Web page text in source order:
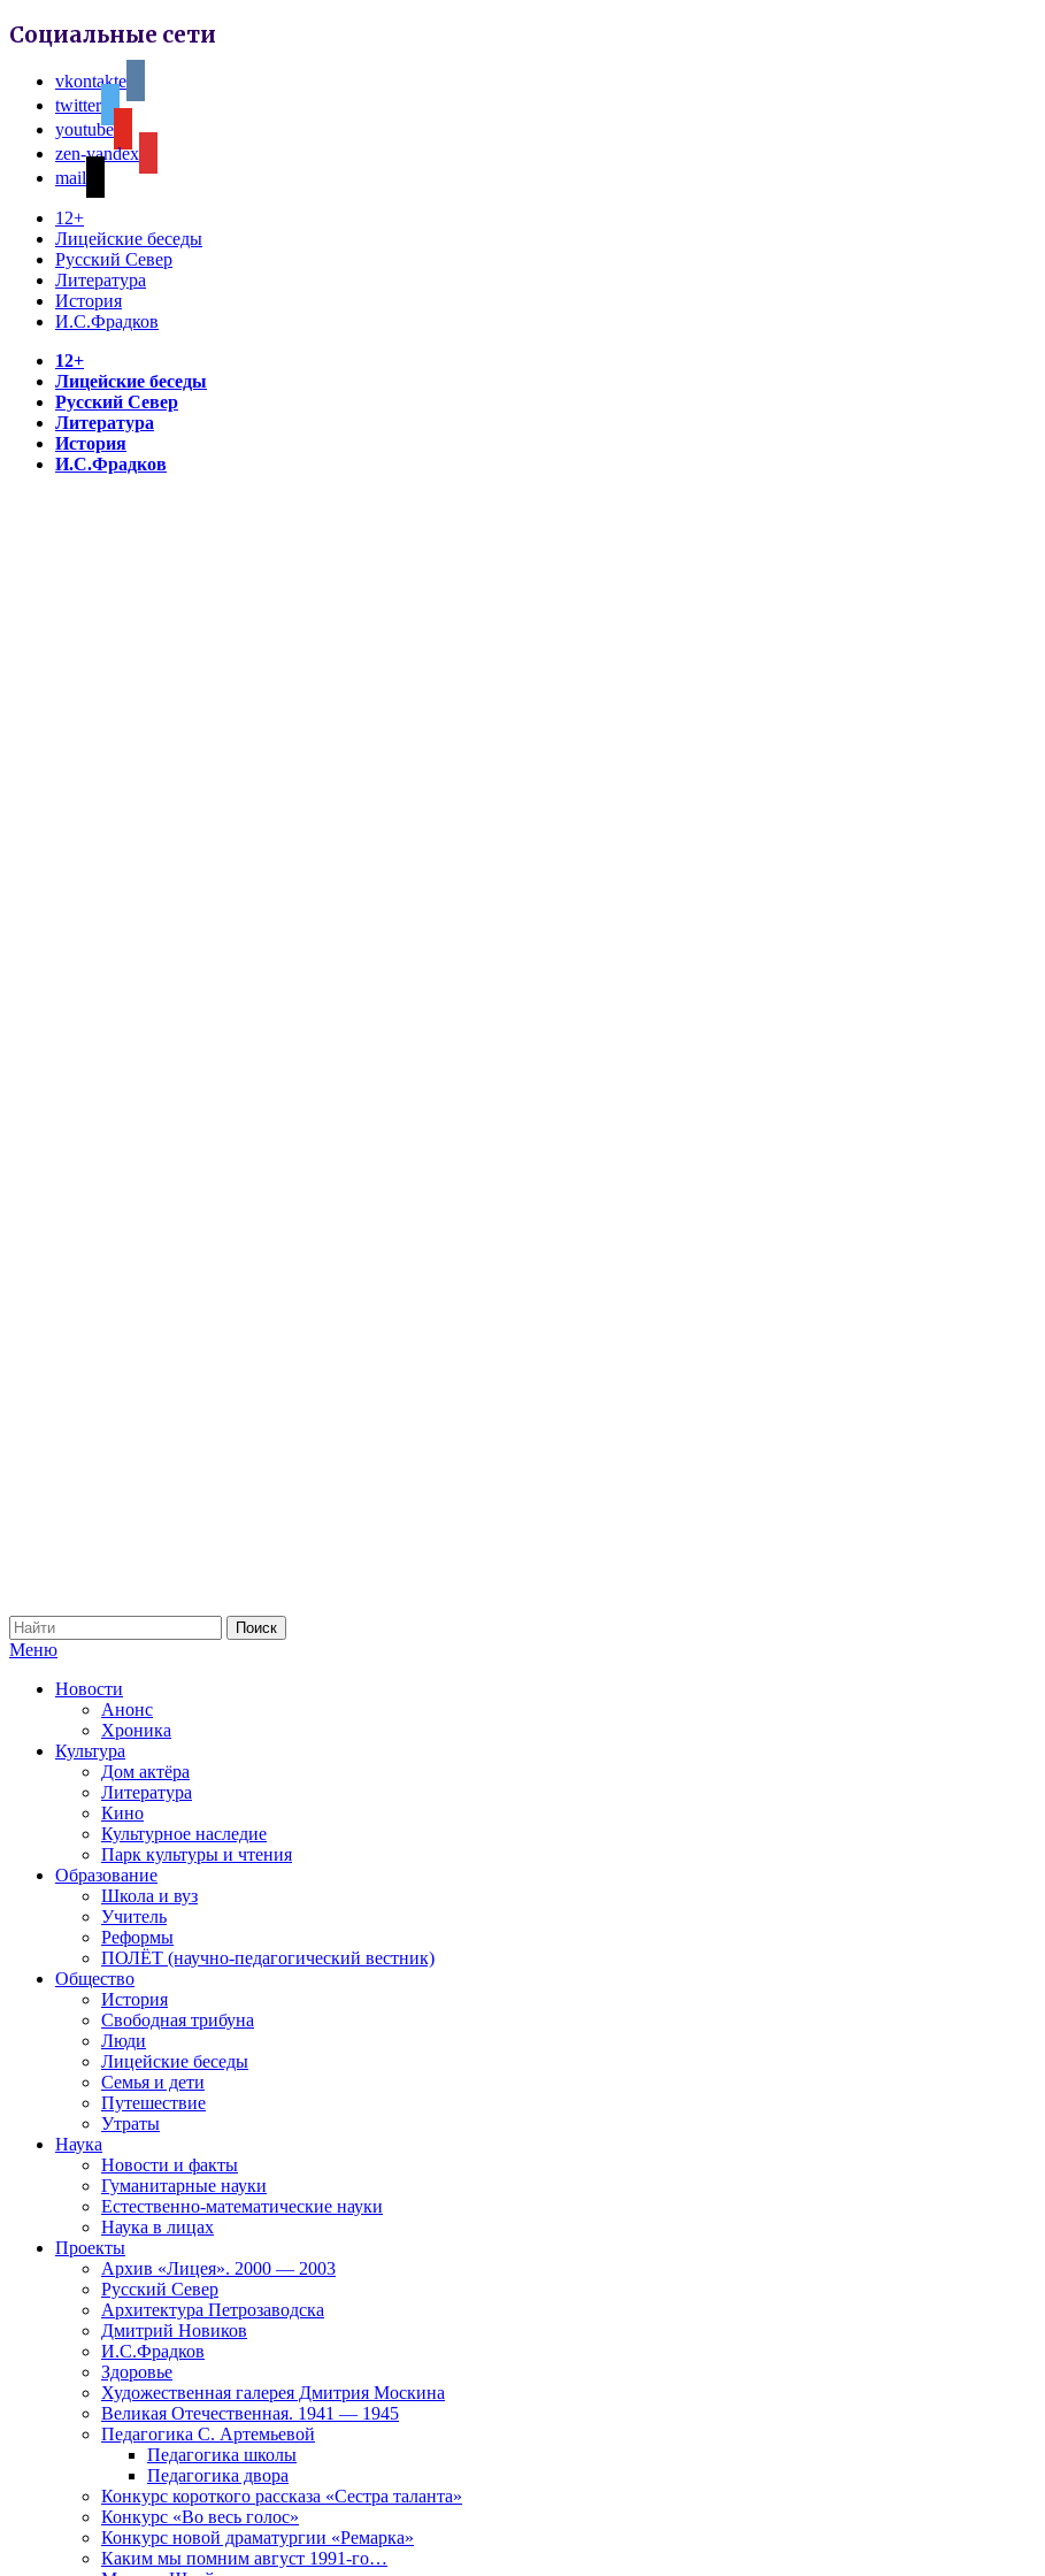
Социальные сети
vkontakte
twitter
youtube
zen-yandex
mail
12+
Лицейские беседы
Русский Север
Литература
История
И.С.Фрадков
12+
Лицейские беседы
Русский Север
Литература
История
И.С.Фрадков
Меню
Новости
Анонс
Хроника
Культура
Дом актёра
Литература
Кино
Культурное наследие
Парк культуры и чтения
Образование
Школа и вуз
Учитель
Реформы
ПОЛЁТ (научно-педагогический вестник)
Общество
История
Свободная трибуна
Люди
Лицейские беседы
Семья и дети
Путешествие
Утраты
Наука
Новости и факты
Гуманитарные науки
Естественно-математические науки
Наука в лицах
Проекты
Архив «Лицея». 2000 — 2003
Русский Север
Архитектура Петрозаводска
Дмитрий Новиков
И.С.Фрадков
Здоровье
Художественная галерея Дмитрия Москина
Великая Отечественная. 1941 — 1945
Педагогика С. Артемьевой
Педагогика школы
Педагогика двора
Конкурс короткого рассказа «Сестра таланта»
Конкурс «Во весь голос»
Конкурс новой драматургии «Ремарка»
Каким мы помним август 1991-го…